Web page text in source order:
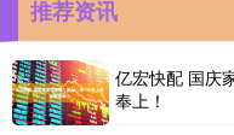
推荐资讯
亿宏快配 国庆
奉上！